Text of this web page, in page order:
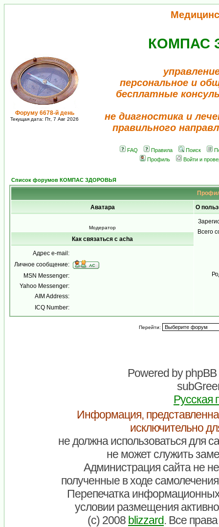
Форуму 6678-й день
Текущая дата: Пт, 7 Авг 2026
КОМПАС
персональное и
бесплатные
не диагностика и
правильного
FAQ Правила Поиск
Профиль
Войти и
Список форумов КОМПАС ЗДОРОВЬЯ
Аватара О
Модератор
Всего
Как связаться с acha
Адрес e-mail:
Личное сообщение:
MSN Messenger:
Yahoo Messenger:
AIM Address:
ICQ Number:
Перейти:
Powered byphpBB
Русская
Информация,
исключительно
не должна использоваться для
не может служить
Администрация сайта не
полученные в ходе
Перепечатка
условии размещения
(c) 2008 blizzard. Все